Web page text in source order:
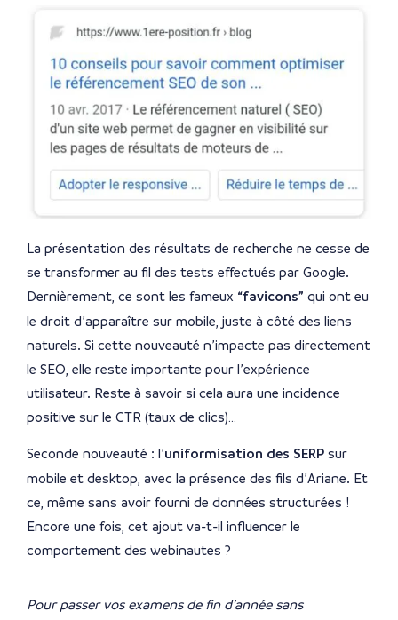
La présentation des résultats de recherche ne cesse de
se transformer au fil des tests effectués par Google.
Dernièrement, ce sont les fameux “favicons” qui ont eu
le droit d’apparaître sur mobile, juste à côté des liens
naturels. Si cette nouveauté n’impacte pas directement
le SEO, elle reste importante pour l’expérience
utilisateur. Reste à savoir si cela aura une incidence
positive sur le CTR (taux de clics)…
Seconde nouveauté : l’uniformisation des SERP sur
mobile et desktop, avec la présence des fils d’Ariane. Et
ce, même sans avoir fourni de données structurées !
Encore une fois, cet ajout va-t-il influencer le
comportement des webinautes ?
Pour passer vos examens de fin d’année sans